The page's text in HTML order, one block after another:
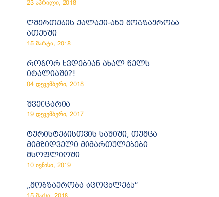
23 აპრილი, 2018
ღმერთების ქალაქი-ანუ მოგზაურობა
ათენში
15 მარტი, 2018
როგორ ხვდებიან ახალ წელს
იტალიაში?!
04 დეკემბერი, 2018
შვეიცარია
19 დეკემბერი, 2017
ტურისტებისთვის საშიში, თუმცა
მიმზიდველი მიმართულებები
მსოფლიოში
10 ივნისი, 2019
„მოგზაურობა აცოცხლებს“